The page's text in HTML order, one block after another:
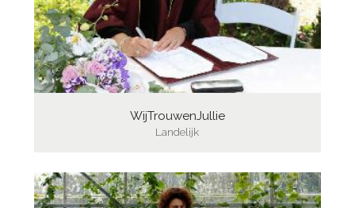
WijTrouwenJullie
Landelijk